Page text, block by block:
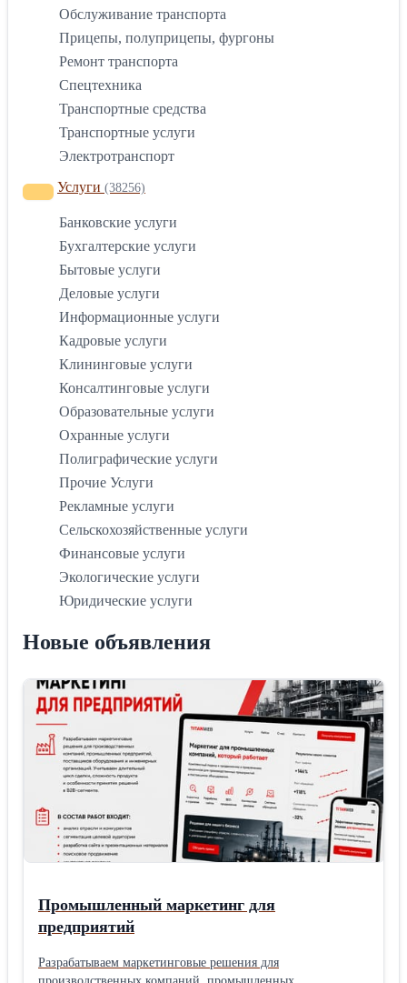
Обслуживание транспорта
Прицепы, полуприцепы, фургоны
Ремонт транспорта
Спецтехника
Транспортные средства
Транспортные услуги
Электротранспорт
Услуги (38256)
Банковские услуги
Бухгалтерские услуги
Бытовые услуги
Деловые услуги
Информационные услуги
Кадровые услуги
Клининговые услуги
Консалтинговые услуги
Образовательные услуги
Охранные услуги
Полиграфические услуги
Прочие Услуги
Рекламные услуги
Сельскохозяйственные услуги
Финансовые услуги
Экологические услуги
Юридические услуги
Новые объявления
Промышленный маркетинг для
предприятий
Разрабатываем маркетинговые решения для